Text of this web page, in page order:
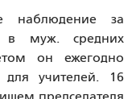
наблюдение за
в муж. средних
он ежегодно
для учителей. 16